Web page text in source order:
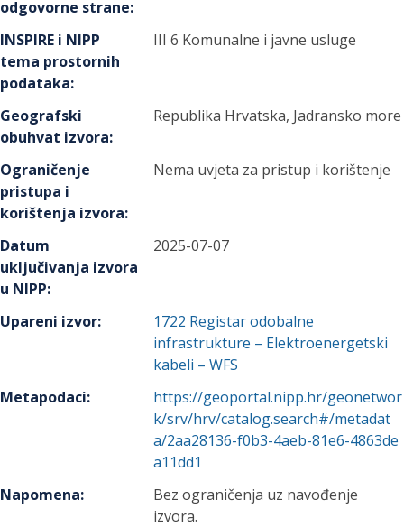
odgovorne strane:
INSPIRE i NIPP
tema prostornih
podataka:
III 6 Komunalne i javne usluge
Geografski
obuhvat izvora:
Republika Hrvatska, Jadransko more
Ograničenje
pristupa i
korištenja izvora:
Nema uvjeta za pristup i korištenje
Datum
uključivanja izvora
u NIPP:
2025-07-07
Upareni izvor: 1722 Registar odobalne
infrastrukture – Elektroenergetski
kabeli – WFS
Metapodaci:
https://geoportal.nipp.hr/geonetwor
k/srv/hrv/catalog.search#/metadat
a/2aa28136-f0b3-4aeb-81e6-4863de
a11dd1
Napomena:
Bez ograničenja uz navođenje
izvora.